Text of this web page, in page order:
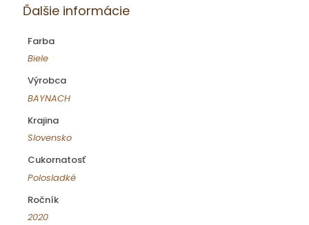
psl.
Ďalšie informácie
Farba
Biele
Výrobca
BAYNACH
Krajina
Slovensko
Cukornatosť
Polosladké
Ročník
2020